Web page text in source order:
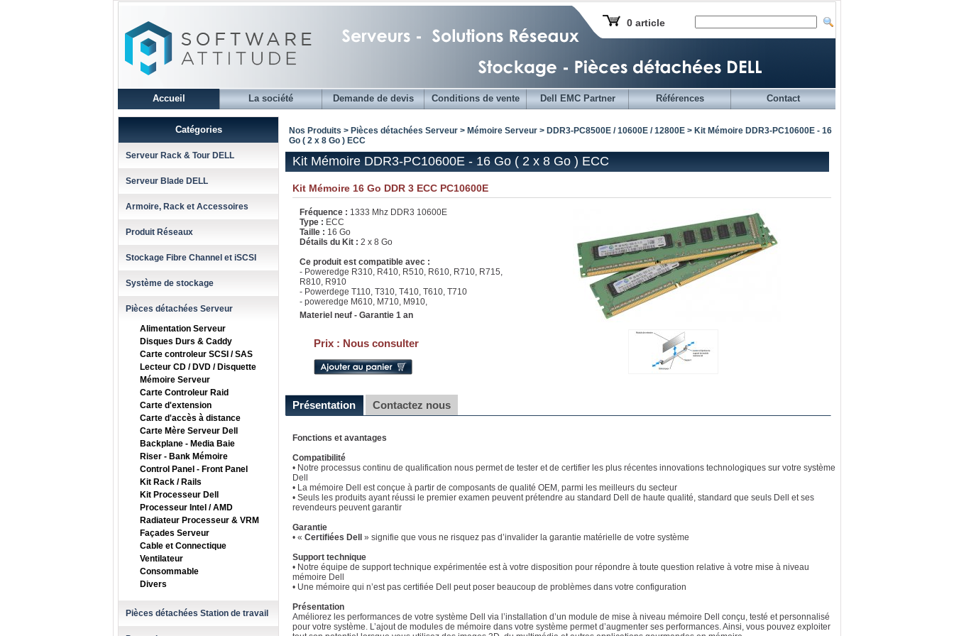
0 article
Accueil La société Demande de devis Conditions de vente Dell EMC Partner Références Contact
Catégories
Serveur Rack & Tour DELL
Serveur Blade DELL
Armoire, Rack et Accessoires
Produit Réseaux
Stockage Fibre Channel et iSCSI
Système de stockage
Pièces détachées Serveur
Alimentation Serveur
Disques Durs & Caddy
Carte controleur SCSI / SAS
Lecteur CD / DVD / Disquette
Mémoire Serveur
Carte Controleur Raid
Carte d'extension
Carte d'accès à distance
Carte Mère Serveur Dell
Backplane - Media Baie
Riser - Bank Mémoire
Control Panel - Front Panel
Kit Rack / Rails
Kit Processeur Dell
Processeur Intel / AMD
Radiateur Processeur & VRM
Façades Serveur
Cable et Connectique
Ventilateur
Consommable
Divers
Pièces détachées Station de travail
Nos Produits > Pièces détachées Serveur > Mémoire Serveur > DDR3-PC8500E / 10600E / 12800E > Kit Mémoire DDR3-PC10600E - 16
Go ( 2 x 8 Go ) ECC
Kit Mémoire DDR3-PC10600E - 16 Go ( 2 x 8 Go ) ECC
Kit Mémoire 16 Go DDR 3 ECC PC10600E
Fréquence : 1333 Mhz DDR3 10600E
Type : ECC
Taille : 16 Go
Détails du Kit : 2 x 8 Go
Ce produit est compatible avec :
- Poweredge R310, R410, R510, R610, R710, R715,
R810, R910
- Powerdege T110, T310, T410, T610, T710
- poweredge M610, M710, M910,
Materiel neuf - Garantie 1 an
Prix : Nous consulter
Présentation Contactez nous
Fonctions et avantages
Compatibilité
• Notre processus continu de qualification nous permet de tester et de certifier les plus récentes innovations technologiques sur votre système
Dell
• La mémoire Dell est conçue à partir de composants de qualité OEM, parmi les meilleurs du secteur
• Seuls les produits ayant réussi le premier examen peuvent prétendre au standard Dell de haute qualité, standard que seuls Dell et ses
revendeurs peuvent garantir
Garantie
• « Certifiées Dell » signifie que vous ne risquez pas d’invalider la garantie matérielle de votre système
Support technique
• Notre équipe de support technique expérimentée est à votre disposition pour répondre à toute question relative à votre mise à niveau
mémoire Dell
• Une mémoire qui n’est pas certifiée Dell peut poser beaucoup de problèmes dans votre configuration
Présentation
Améliorez les performances de votre système Dell via l’installation d’un module de mise à niveau mémoire Dell conçu, testé et personnalisé
pour votre système. L’ajout de modules de mémoire dans votre système permet d’augmenter ses performances. Ainsi, vous pouvez exploiter